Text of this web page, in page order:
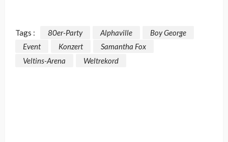
Tags : 80er-Party Alphaville
Boy George
Event
Konzert
Samantha Fox
Veltins-Arena
Weltrekord